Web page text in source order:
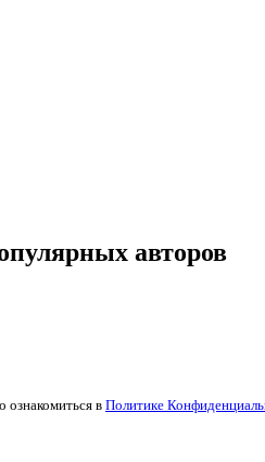
авторов
ознакомиться в Политике